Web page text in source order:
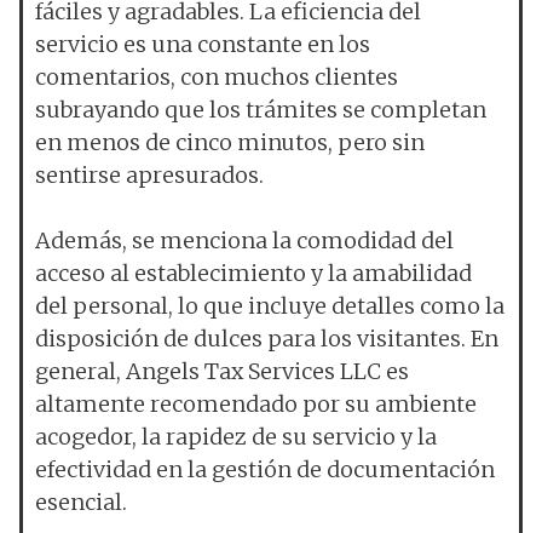
fáciles y agradables. La eficiencia del
servicio es una constante en los
comentarios, con muchos clientes
subrayando que los trámites se completan
en menos de cinco minutos, pero sin
sentirse apresurados.
Además, se menciona la comodidad del
acceso al establecimiento y la amabilidad
del personal, lo que incluye detalles como la
disposición de dulces para los visitantes. En
general, Angels Tax Services LLC es
altamente recomendado por su ambiente
acogedor, la rapidez de su servicio y la
efectividad en la gestión de documentación
esencial.